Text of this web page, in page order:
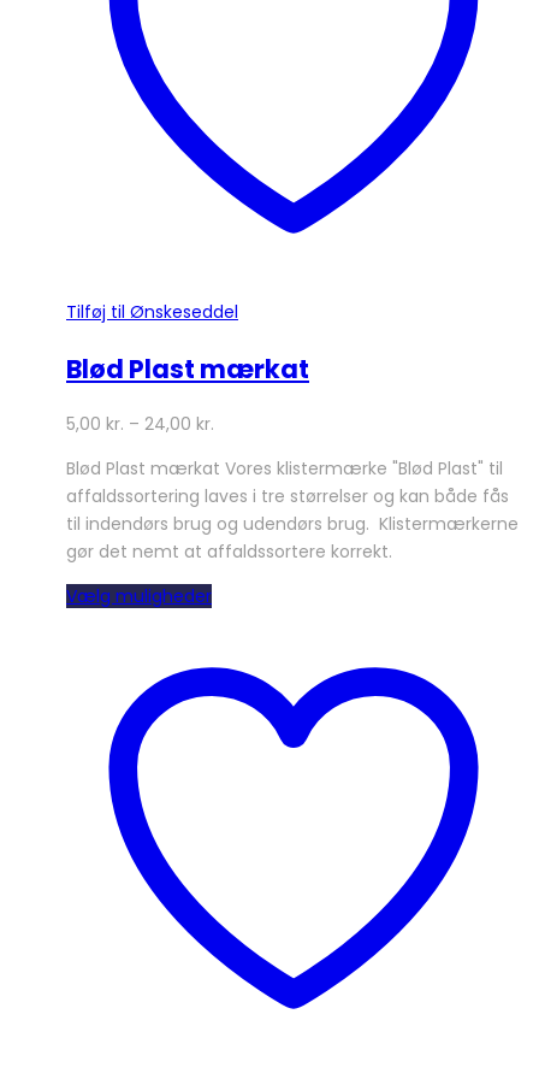
Tilføj til Ønskeseddel
Blød Plast mærkat
5,00 kr. – 24,00 kr.
Blød Plast mærkat Vores klistermærke "Blød Plast" til
affaldssortering laves i tre størrelser og kan både fås
til indendørs brug og udendørs brug. Klistermærkerne
gør det nemt at affaldssortere korrekt.
Vælg mulighederDette
flere
varianter.
Mulighederne